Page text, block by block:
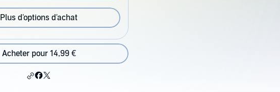
Plus d'options d'achat
Acheter pour 14,99 €